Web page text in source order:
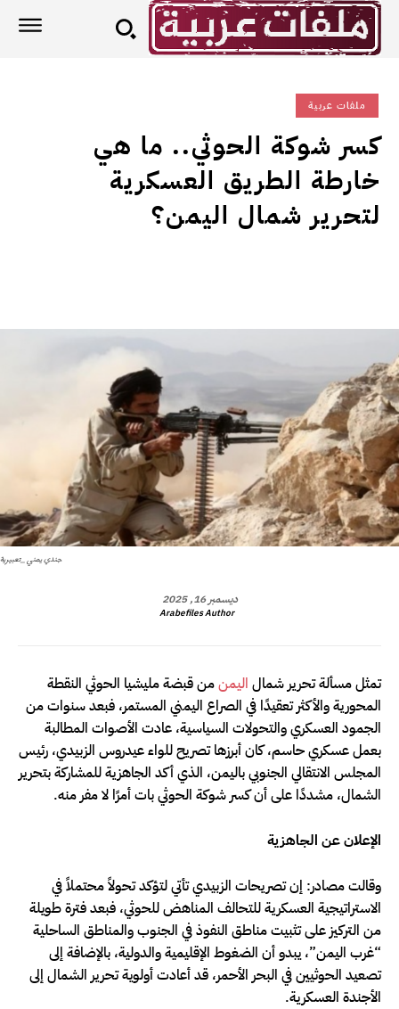
ملفات عربية
كسر شوكة الحوثي.. ما هي
خارطة الطريق العسكرية
لتحرير شمال اليمن؟
جندي يمني _تعبيرية
ديسمبر 16, 2025
Arabefiles Author
تمثل مسألة تحرير شمال اليمنمن قبضة مليشيا الحوثي النقطة
المحورية والأكثر تعقيدًا في الصراع اليمني المستمر، فبعد سنوات من
الجمود العسكري والتحولات السياسية، عادت الأصوات المطالبة
بعمل عسكري حاسم، كان أبرزها تصريح للواء عيدروس الزبيدي، رئيس
المجلس الانتقالي الجنوبي باليمن، الذي أكد الجاهزية للمشاركة بتحرير
الشمال، مشددًا على أن كسر شوكة الحوثي بات أمرًا لا مفر منه.
الإعلان عن الجاهزية
وقالت مصادر: إن تصريحات الزبيدي تأتي لتؤكد تحولاً محتملاً في
الاستراتيجية العسكرية للتحالف المناهض للحوثي، فبعد فترة طويلة
من التركيز على تثبيت مناطق النفوذ في الجنوب والمناطق الساحلية
“غرب اليمن”، يبدو أن الضغوط الإقليمية والدولية، بالإضافة إلى
تصعيد الحوثيين في البحر الأحمر، قد أعادت أولوية تحرير الشمال إلى
الأجندة العسكرية.